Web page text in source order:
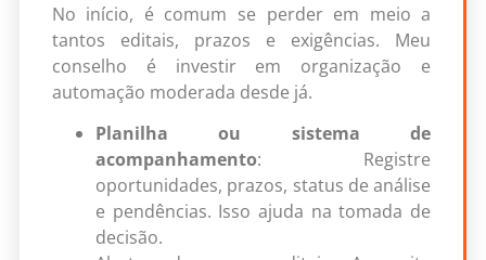
No início, é comum se perder em meio a
tantos editais, prazos e exigências. Meu
conselho é investir em organização e
automação moderada desde já.
Planilha ou sistema de
acompanhamento: Registre
oportunidades, prazos, status de análise
e pendências. Isso ajuda na tomada de
decisão.